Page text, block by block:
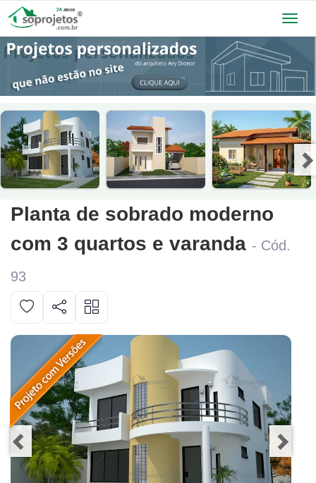
Planta de sobrado moderno
com 3 quartos e varanda - Cód.
93